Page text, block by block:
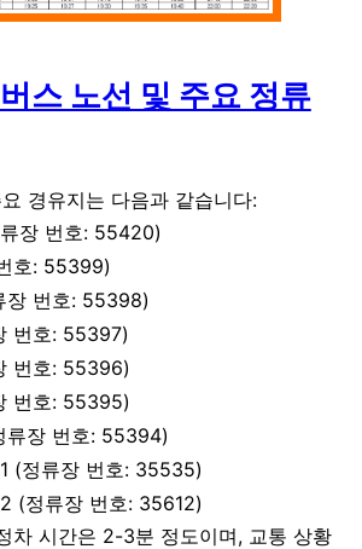
스 노선 및 주요 정류
경유지는 다음과 같습니다:
장 번호: 55420)
호: 55399)
장 번호: 55398)
번호: 55397)
번호: 55396)
번호: 55395)
류장 번호: 55394)
(정류장 번호: 35535)
(정류장 번호: 35612)
차 시간은 2-3분 정도이며, 교통 상황